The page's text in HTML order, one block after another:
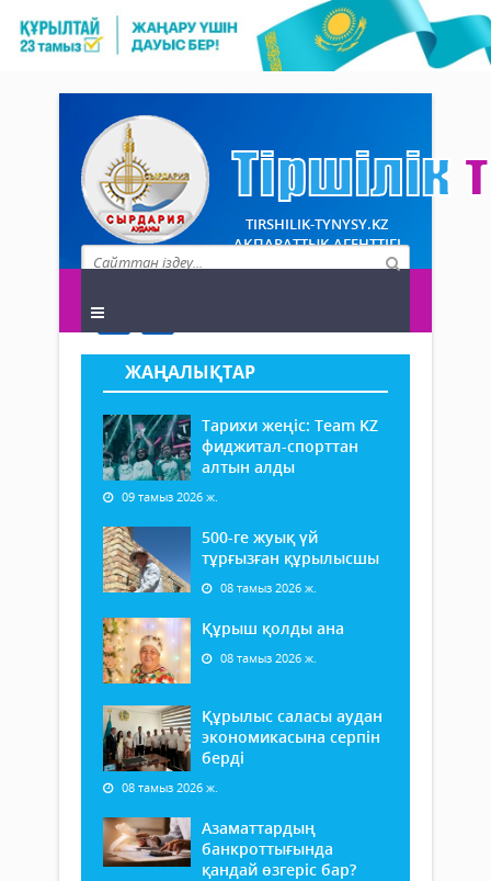
TIRSHILIK-TYNYSY.KZ
АҚПАРАТТЫҚ АГЕНТТІГІ
ЖАҢАЛЫҚТАР
Тарихи жеңіс: Team KZ
фиджитал-спорттан
алтын алды
09 тамыз 2026 ж.
500-ге жуық үй
тұрғызған құрылысшы
08 тамыз 2026 ж.
Құрыш қолды ана
08 тамыз 2026 ж.
Құрылыс саласы аудан
экономикасына серпін
берді
08 тамыз 2026 ж.
Азаматтардың
банкроттығында
қандай өзгеріс бар?